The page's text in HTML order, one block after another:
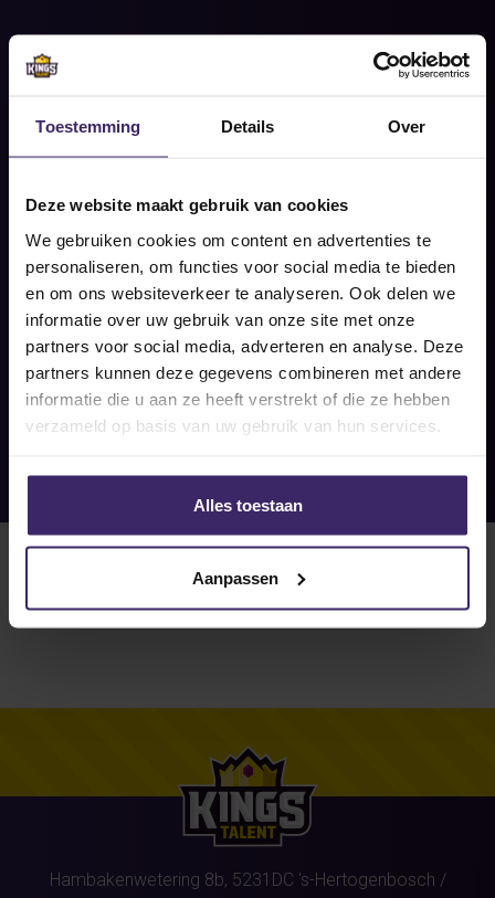
Toestemming Details Over
Deze website maakt gebruik van cookies
We gebruiken cookies om content en advertenties te
personaliseren, om functies voor social media te bieden
en om ons websiteverkeer te analyseren. Ook delen we
informatie over uw gebruik van onze site met onze
partners voor social media, adverteren en analyse. Deze
partners kunnen deze gegevens combineren met andere
informatie die u aan ze heeft verstrekt of die ze hebben
verzameld op basis van uw gebruik van hun services.
Alles toestaan
Aanpassen
Apr
Maaike van Wensen gaat spelen
voor Quinnipiac University!
Share on social
READ MORE
Hambakenwetering 8b, 5231DC 's-Hertogenbosch /